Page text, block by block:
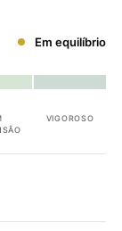
Em equilíbrio
VIGOROSO